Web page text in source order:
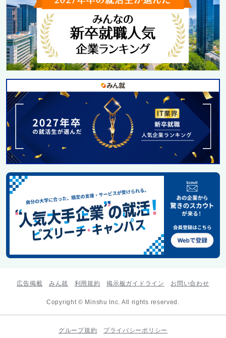
広告掲載 みん就 利用規約 掲示板ガイドライン お問い合わせ
Copyright © Minshu Inc. All rights reserved.
グループ規約 プライバシーポリシー